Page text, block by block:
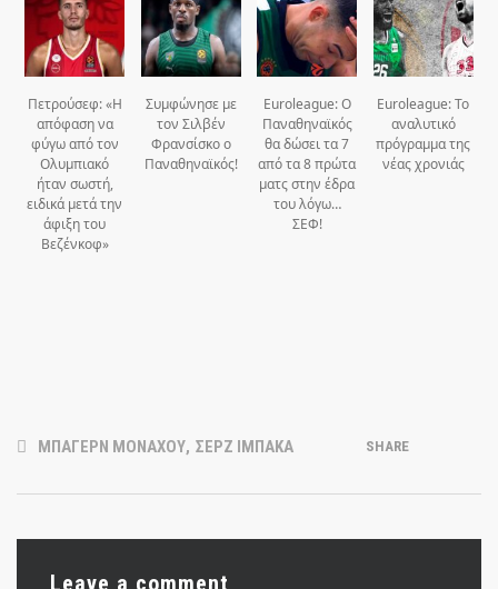
Πετρούσεφ: «Η
απόφαση να
φύγω από τον
Ολυμπιακό
ήταν σωστή,
ειδικά μετά την
άφιξη του
Βεζένκοφ»
Συμφώνησε με
τον Σιλβέν
Φρανσίσκο ο
Παναθηναϊκός!
Euroleague: Ο
Παναθηναϊκός
θα δώσει τα 7
από τα 8 πρώτα
ματς στην έδρα
του λόγω…
ΣΕΦ!
Euroleague: Το
αναλυτικό
πρόγραμμα της
νέας χρονιάς
ΜΠΑΓΕΡΝ ΜΟΝΑΧΟΥ, ΣΕΡΖ ΙΜΠΑΚΑ SHARE
Leave a comment